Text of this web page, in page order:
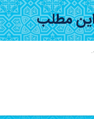
این مطلب